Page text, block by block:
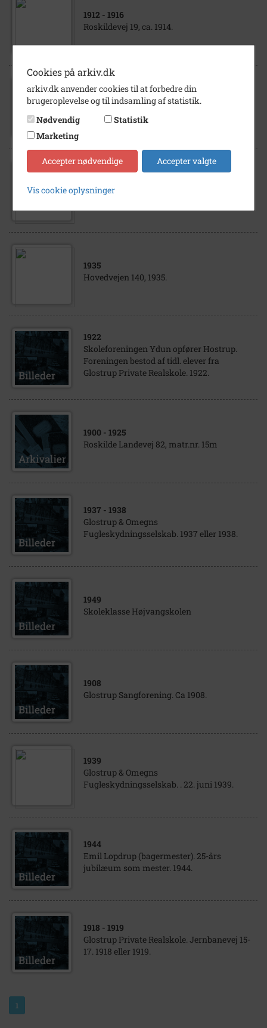
1912 - 1916
Roskildevej 19, ca. 1914.
1955
1967
Handelsbankens Hus, Hovedvejen 104-108,
1935
Hovedvejen 140, 1935.
1922
Skoleforeningen Ydun opfører Hostrup.
Foreningen bestod af tidl. elever fra
Glostrup Private Realskole. 1922.
1900 - 1925
Roskilde Landevej 82, matr.nr. 15m
1937 - 1938
Glostrup & Omegns
Fugleskydningsselskab. 1937 eller 1938.
1949
Skoleklasse Højvangskolen
1908
Glostrup Sangforening. Ca 1908.
1939
Glostrup & Omegns
Fugleskydningsselskab. . 22. juni 1939.
1944
Emil Lopdrup (bagermester). 25-års
jubilæum som mester. 1944.
1918 - 1919
Glostrup Private Realskole. Jernbanevej 15-
17. 1918 eller 1919.
1
Cookies på arkiv.dk
arkiv.dk anvender cookies til at forbedre din
brugeroplevelse og til indsamling af statistik.
Nødvendig
Statistik
Marketing
Accepter nødvendige Accepter valgte
Vis cookie oplysninger